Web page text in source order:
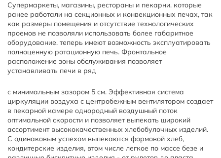
Супермаркеты, магазины, рестораны и пекарни. которые
ранее работали на секционных и конвекционных печах, так
как размеры помещения и отсутствие технологических
проемов не позволяли использовать более габаритное
оборудование. теперь имеют возможность эксплуатировать
полноценную ротационную печь. Фронтальное
расположение зоны обслуживания позволяет
устанавливать печи в ряд
с минимальным зазором 5 см. Эффективная система
циркуляции воздуха с центробежным вентилятором создает
в пекарной камере однородный воздушный поток
оптимальной скорости и позволяет выпекать широкий
ассортимент высококачественных хлебобулочных изделий.
С одинаковым успехом выпекаются формовой хлеб,
кондитерские изделия, втом числе легкое по массе безе и